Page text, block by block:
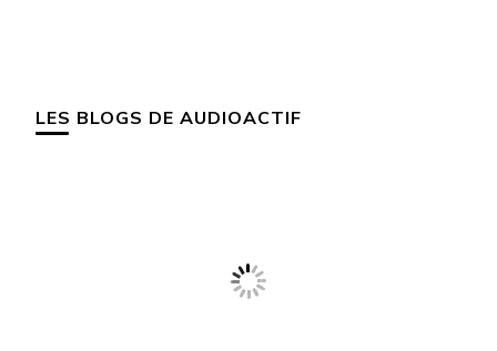
LES BLOGS DE AUDIOACTIF